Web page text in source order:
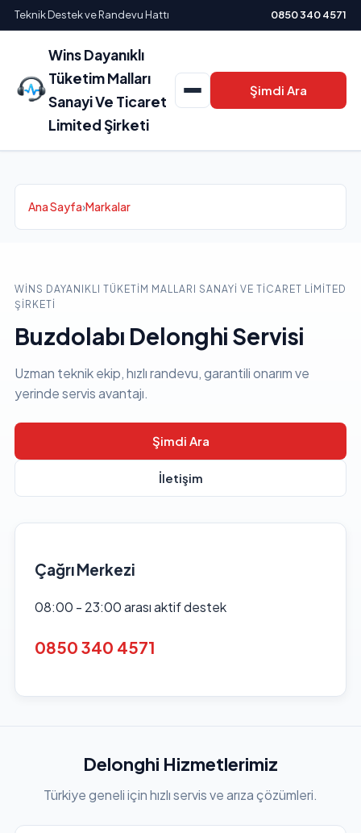
Teknik Destek ve Randevu Hattı 0850 340 4571
Wins Dayanıklı
Tüketim Malları
Sanayi Ve Ticaret
Limited Şirketi
Şimdi Ara
Ana Sayfa›Markalar
WINS DAYANIKLI TÜKETIM MALLARI SANAYI VE TICARET LIMITED
ŞIRKETI
Buzdolabı Delonghi Servisi
Uzman teknik ekip, hızlı randevu, garantili onarım ve
yerinde servis avantajı.
Şimdi Ara
İletişim
Çağrı Merkezi
08:00 - 23:00 arası aktif destek
0850 340 4571
Delonghi Hizmetlerimiz
Türkiye geneli için hızlı servis ve arıza çözümleri.